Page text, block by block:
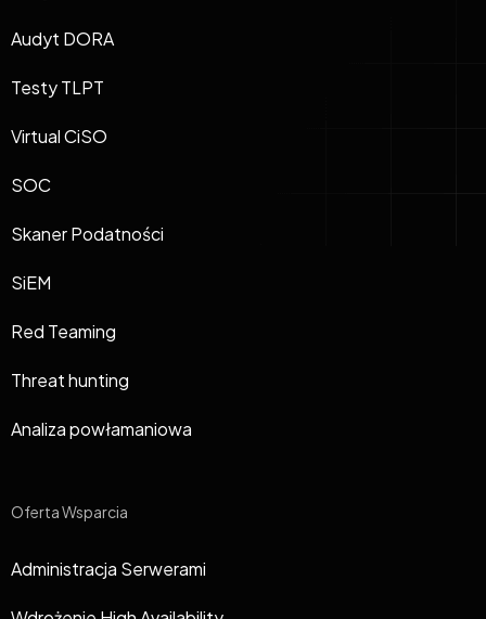
Audyt DORA
Testy TLPT
Virtual CiSO
SOC
Skaner Podatności
SiEM
Red Teaming
Threat hunting
Analiza powłamaniowa
Oferta Wsparcia
Administracja Serwerami